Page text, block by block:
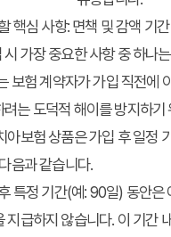
핵심 사항: 면책 및 감액 기간
가장 중요한 사항 중 하나
보험 계약자가 가입 직전에
는 도덕적 해이를 방지하기
아보험 상품은 가입 후 일정
음과 같습니다.
특정 기간(예: 90일) 동안은
지급하지 않습니다. 이 기간